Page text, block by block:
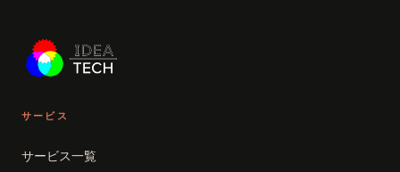
サービス
サービス一覧